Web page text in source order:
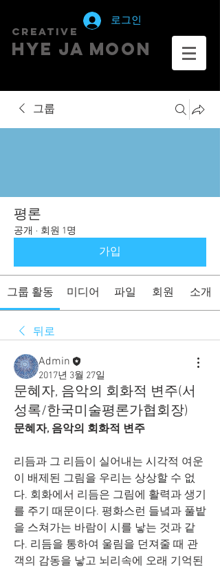
creative
HYE JA​ MOON
로그인
그룹
평론
공개 · 회원 1명
가입
그룹 활동 미디어 파일 회원 소개
뒤로
Admin
2017년 3월 27일
문혜자, 음악의 회화적 변주(서
성록/한국미술평론가협회장)
문혜자, 음악의 회화적 변주
리듬과 그 리듬이 실어내는 시각적 여운
이 배제된 그림을 우리는 상상할 수 없
다. 회화에서 리듬은 그림에 활력과 생기
를 주기 때문이다. 평화스런 들녘과 풀밭
을 스쳐가는 바람이 시를 낳는 것과 같
다. 리듬을 통하여 울림을 던져줄 때 관
객의 감동을 낳고 뇌리속에 오래 기억된